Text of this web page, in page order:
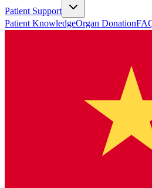
Patient Support
Patient KnowledgeOrgan Donation